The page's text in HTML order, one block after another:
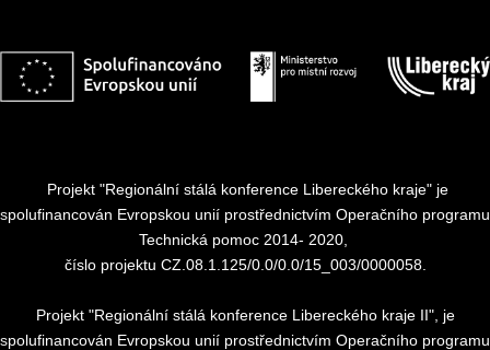
Projekt "Regionální stálá konference Libereckého kraje" je
spolufinancován Evropskou unií prostřednictvím Operačního programu
Technická pomoc 2014- 2020,
číslo projektu CZ.08.1.125/0.0/0.0/15_003/0000058.
Projekt "Regionální stálá konference Libereckého kraje II", je
spolufinancován Evropskou unií prostřednictvím Operačního programu